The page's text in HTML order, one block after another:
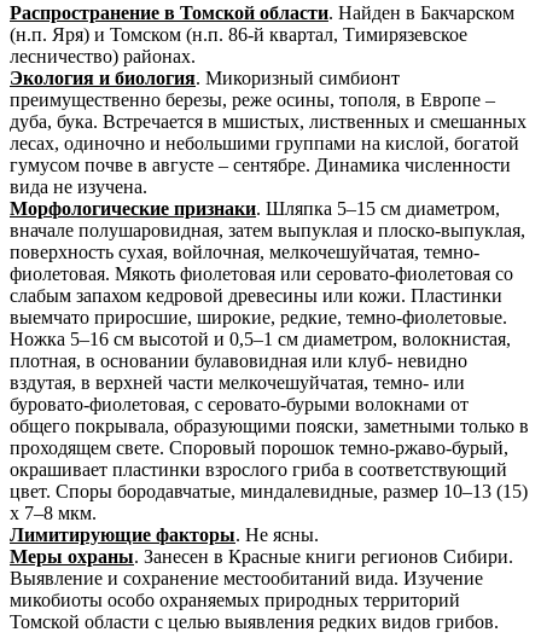
Распространение в Томской области. Найден в Бакчарском
(н.п. Яря) и Томском (н.п. 86-й квартал, Тимирязевское
лесничество) районах.
Экология и биология. Микоризный симбионт
преимущественно березы, реже осины, тополя, в Европе –
дуба, бука. Встречается в мшистых, лиственных и смешанных
лесах, одиночно и небольшими группами на кислой, богатой
гумусом почве в августе – сентябре. Динамика численности
вида не изучена.
Морфологические признаки. Шляпка 5–15 см диаметром,
вначале полушаровидная, затем выпуклая и плоско-выпуклая,
поверхность сухая, войлочная, мелкочешуйчатая, темно-
фиолетовая. Мякоть фиолетовая или серовато-фиолетовая со
слабым запахом кедровой древесины или кожи. Пластинки
выемчато приросшие, широкие, редкие, темно-фиолетовые.
Ножка 5–16 см высотой и 0,5–1 см диаметром, волокнистая,
плотная, в основании булавовидная или клуб- невидно
вздутая, в верхней части мелкочешуйчатая, темно- или
буровато-фиолетовая, с серовато-бурыми волокнами от
общего покрывала, образующими пояски, заметными только в
проходящем свете. Споровый порошок темно-ржаво-бурый,
окрашивает пластинки взрослого гриба в соответствующий
цвет. Споры бородавчатые, миндалевидные, размер 10–13 (15)
х 7–8 мкм.
Лимитирующие факторы. Не ясны.
Меры охраны. Занесен в Красные книги регионов Сибири.
Выявление и сохранение местообитаний вида. Изучение
микобиоты особо охраняемых природных территорий
Томской области с целью выявления редких видов грибов.